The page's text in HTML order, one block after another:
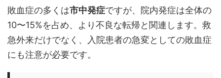
敗血症の多くは市中発症ですが、院内発症は全体の
10〜15%を占め、より不良な転帰と関連します。救
急外来だけでなく、入院患者の急変としての敗血症
にも注意が必要です。